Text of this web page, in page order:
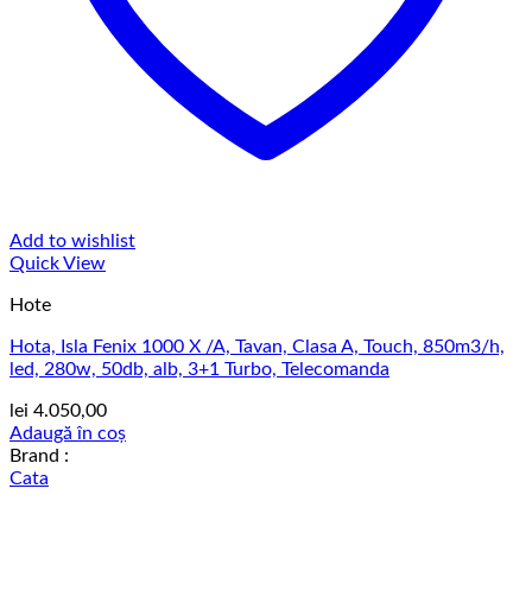
Add to wishlist
Quick View
Hote
Hota, Isla Fenix 1000 X /A, Tavan, Clasa A, Touch, 850m3/h,
led, 280w, 50db, alb, 3+1 Turbo, Telecomanda
lei 4.050,00
Adaugă în coș
Brand :
Cata